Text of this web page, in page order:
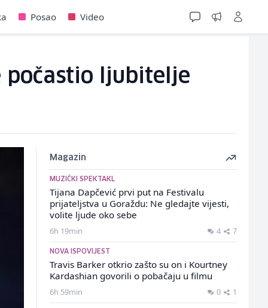
Posao Video
počastio ljubitelje
Magazin
MUZIČKI SPEKTAKL
Tijana Dapčević prvi put na Festivalu
prijateljstva u Goraždu: Ne gledajte vijesti,
volite ljude oko sebe
6h 19min 4 7
NOVA ISPOVIJEST
Travis Barker otkrio zašto su on i Kourtney
Kardashian govorili o pobačaju u filmu
6h 59min 0 1